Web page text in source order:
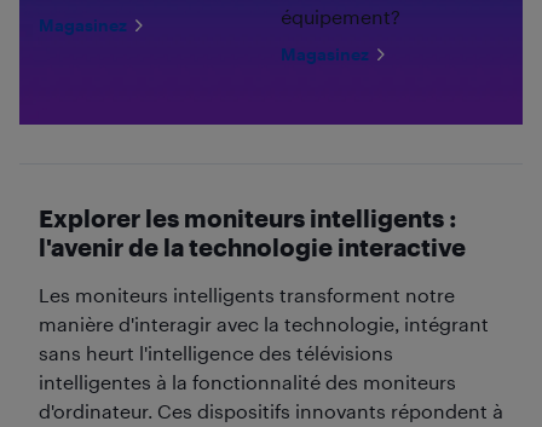
Magasinez
équipement?
Magasinez
Explorer les moniteurs intelligents :
l'avenir de la technologie interactive
Les moniteurs intelligents transforment notre
manière d'interagir avec la technologie, intégrant
sans heurt l'intelligence des télévisions
intelligentes à la fonctionnalité des moniteurs
d'ordinateur. Ces dispositifs innovants répondent à